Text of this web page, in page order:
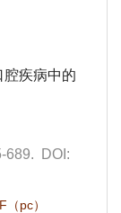
689. DOI: